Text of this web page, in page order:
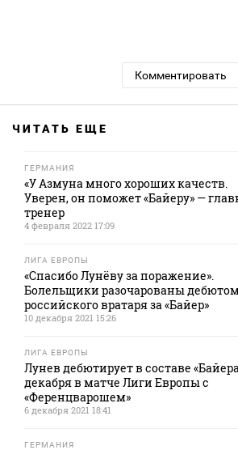
Комментировать
ЧИТАТЬ ЕЩЕ
ГЕРМАНИЯ
«У Азмуна много хороших качеств.
Уверен, он поможет «Байеру» —
тренер
4 февраля 2022 17:09
ЛИГА ЕВРОПЫ
«Спасибо Лунёву за поражение».
Болельщики разочарованы
российского вратаря за «Байер»
10 декабря 2021 15:26
ЛИГА ЕВРОПЫ
Лунев дебютирует в составе
декабря в матче Лиги Европы с
«Ференцварошем»
6 декабря 2021 18:41
ГЕРМАНИЯ